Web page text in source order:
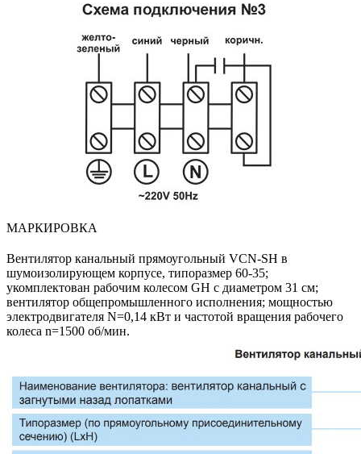
МАРКИРОВКА
Вентилятор канальный прямоугольный VCN-SH в
шумоизолирующем корпусе, типоразмер 60-35;
укомплектован рабочим колесом GH с диаметром 31 cм;
вентилятор общепромышленного исполнения; мощностью
электродвигателя N=0,14 кВт и частотой вращения рабочего
колеса n=1500 об/мин.